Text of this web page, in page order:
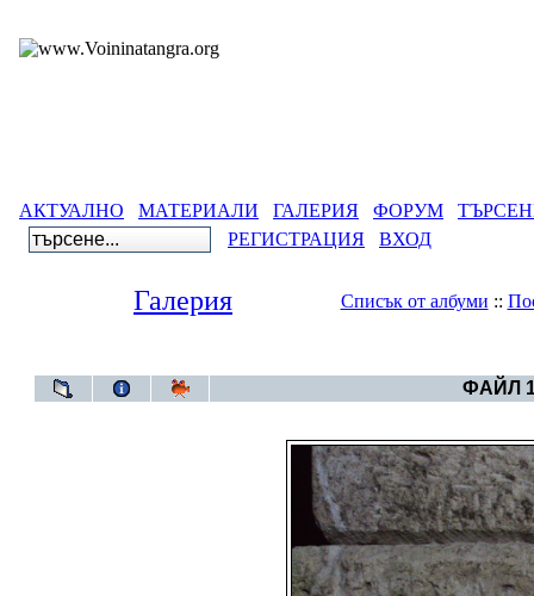
АКТУАЛНО МАТЕРИАЛИ ГАЛЕРИЯ ФОРУМ
РЕГИСТРАЦИЯ
ВХОД
Галерия Списък от албуми ::
ФАЙЛ